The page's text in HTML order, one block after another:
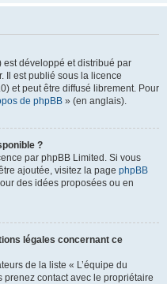
développé et distribué par
Il est publié sous la licence
et peut être diffusé librement. Pour
de phpBB » (en anglais).
?
par phpBB Limited. Si vous
ajoutée, visitez la page phpBB
des idées proposées ou en
légales concernant ce
de la liste « L’équipe du
prenez contact avec le propriétaire